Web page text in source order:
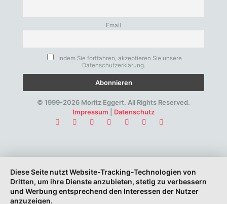
Email
Indem Sie fortfahren, akzeptieren Sie unsere
Datenschutzerklärung.
© 1999-2026 Moritz Eggert. All Rights Reserved.
Impressum
Datenschutz
Diese Seite nutzt Website-Tracking-Technologien von
Dritten, um ihre Dienste anzubieten, stetig zu verbessern
und Werbung entsprechend den Interessen der Nutzer
anzuzeigen.